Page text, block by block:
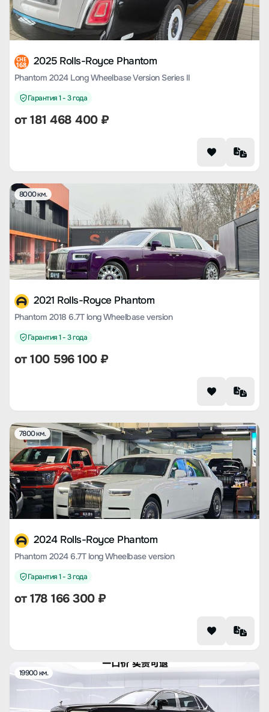
CHE
168 2025 Rolls-Royce Phantom
Phantom 2024 Long Wheelbase Version Series II
Гарантия 1 - 3 года
от181 468 400₽
8000 км.
2021 Rolls-Royce Phantom
Phantom 2018 6.7T long Wheelbase version
Гарантия 1 - 3 года
от100 596 100₽
7800 км.
2024 Rolls-Royce Phantom
Phantom 2024 6.7T long Wheelbase version
Гарантия 1 - 3 года
от178 166 300₽
19900 км.